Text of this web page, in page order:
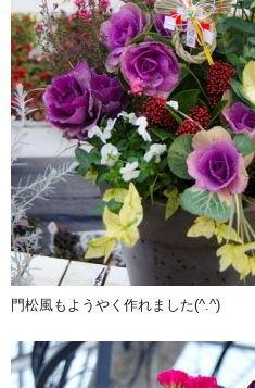
門松風もようやく作れました(^.^)